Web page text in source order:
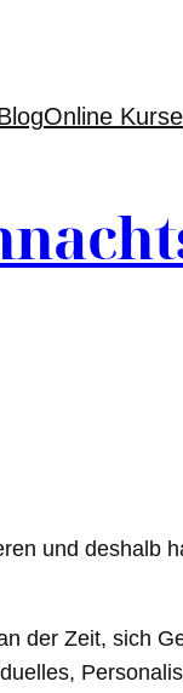
Online Kurse
und deshalb
der Zeit, sich